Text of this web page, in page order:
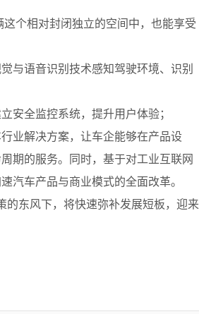
个相对封闭独立的空间中，也能享受
与语音识别技术感知驾驶环境、识别
安全监控系统，提升用户体验；
业解决方案，让车企能够在产品设
期的服务。同时，基于对工业互联网
汽车产品与商业模式的全面改革。
的东风下，将快速弥补发展短板，迎来